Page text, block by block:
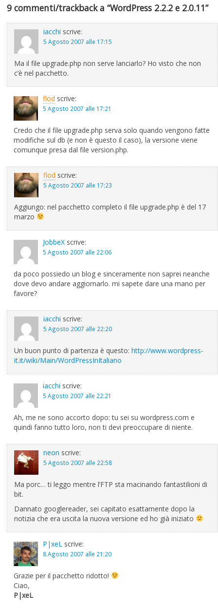
9 commenti/trackback a “WordPress 2.2.2 e 2.0.11”
iacchi scrive:
5 Agosto 2007 alle 17:15
Ma il file upgrade.php non serve lanciarlo? Ho visto che non
c’è nel pacchetto.
flod scrive:
5 Agosto 2007 alle 17:21
Credo che il file upgrade.php serva solo quando vengono fatte
modifiche sul db (e non è questo il caso), la versione viene
comunque presa dal file version.php.
flod scrive:
5 Agosto 2007 alle 17:23
Aggiungo: nel pacchetto completo il file upgrade.php è del 17
marzo
JobbeX scrive:
5 Agosto 2007 alle 22:06
da poco possiedo un blog e sinceramente non saprei neanche
dove devo andare aggiornarlo. mi sapete dare una mano per
favore?
iacchi scrive:
5 Agosto 2007 alle 22:20
Un buon punto di partenza è questo: http://www.wordpress-
it.it/wiki/Main/WordPressInItaliano
iacchi scrive:
5 Agosto 2007 alle 22:21
Ah, me ne sono accorto dopo: tu sei su wordpress.com e
quindi fanno tutto loro, non ti devi preoccupare di niente.
neon scrive:
5 Agosto 2007 alle 22:58
Ma porc… ti leggo mentre l’FTP sta macinando fantastilioni di
bit.
Dannato googlereader, sei capitato esattamente dopo la
notizia che era uscita la nuova versione ed ho già iniziato
P|xeL scrive:
8 Agosto 2007 alle 21:20
Grazie per il pacchetto ridotto!
Ciao,
P|xeL